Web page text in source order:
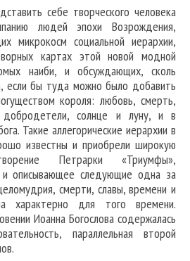
себе творческого человека
людей эпохи Возрождения,
микрокосм социальной иерархии,
картах этой новой модной
наиби, и обсуждающих, сколь
если бы туда можно было добавить
короля: любовь, смерть,
добродетели, солнце и луну, и в
Такие аллегорические иерархии в
известны и приобрели широкую
Петрарки «Триумфы»,
и описывающее следующие одна за
смерти, славы, времени и
характерно для того времени.
Иоанна Богослова содержалась
параллельная второй